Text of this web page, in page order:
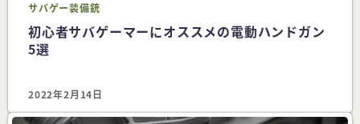
サバゲー装備銃
初心者サバゲーマーにオススメの電動ハンドガン
5選
2022年2月14日